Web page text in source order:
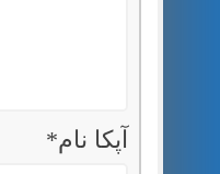
آپکا نام*